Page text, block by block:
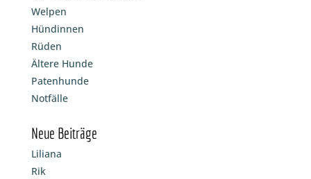
Welpen
Hündinnen
Rüden
Ältere Hunde
Patenhunde
Notfälle
Neue Beiträge
Liliana
Rik